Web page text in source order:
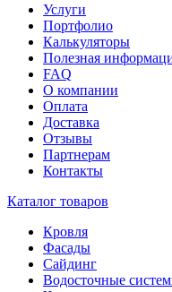
Услуги
Портфолио
Калькуляторы
Полезная
FAQ
О компании
Оплата
Доставка
Отзывы
Партнерам
Контакты
Каталог товаров
Кровля
Фасады
Сайдинг
Водосточные